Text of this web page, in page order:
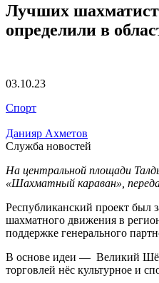
Лучших
определили в
03.10.23
Спорт
Данияр Ахметов
Служба новостей
На центральной площади
«Шахматный караван»,
Республиканский проект был
шахматного движения в
поддержке генерального
В основе идеи — Великий
торговлей нёс культурное и